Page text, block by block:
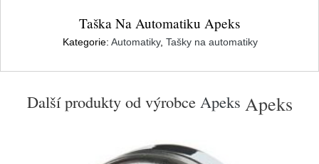
Taška Na Automatiku Apeks
Kategorie: Automatiky, Tašky na automatiky
Další produkty od výrobce Apeks Apeks